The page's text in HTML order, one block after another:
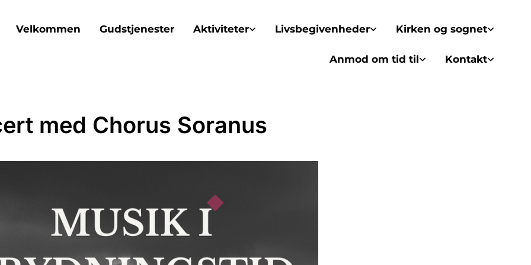
Velkommen Gudstjenester Aktiviteter Livsbegivenheder Kirken og sognet
Anmod om tid til Kontakt
med Chorus Soranus